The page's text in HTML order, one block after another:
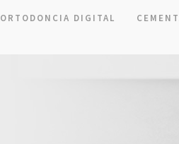
ORTODONCIA DIGITAL